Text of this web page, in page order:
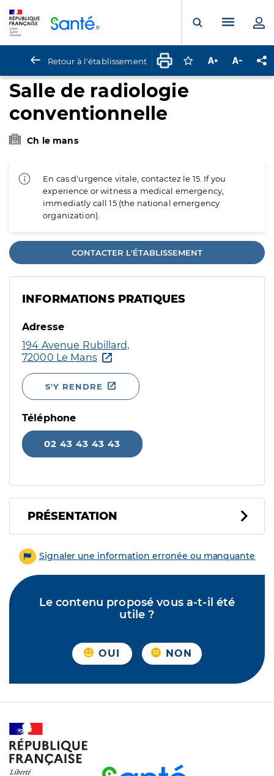
Ouvrir laMenu
Retour à l'établissement Connectez-vous
Augmenter la
Salle de radiologie
conventionnelle
Ch le mans
En cas d'urgence vitale, contactez le 15. If you
experience or witness a medical emergency,
immediatly call 15 (the national emergency
organization).
CONTACTER L'ÉTABLISSEMENT
INFORMATIONS PRATIQUES
Adresse
194 Avenue Rubillard,
72000 Le Mans
S'Y RENDRE
Téléphone
02 43 43 43 43
PRÉSENTATION
Signaler une information erronée ou manquante
Le contenu proposé vous a-t-il été
utile ?
OUI NON